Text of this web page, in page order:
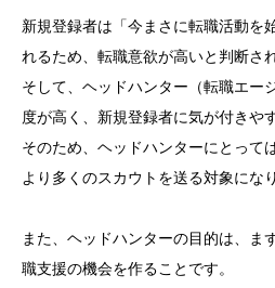
新規登録者は「今まさに転職活動を
れるため、転職意欲が高いと判断さ
そして、ヘッドハンター（転職エー
度が高く、新規登録者に気が付きや
そのため、ヘッドハンターにとって
より多くのスカウトを送る対象にな
また、ヘッドハンターの目的は、ま
職支援の機会を作ることです。